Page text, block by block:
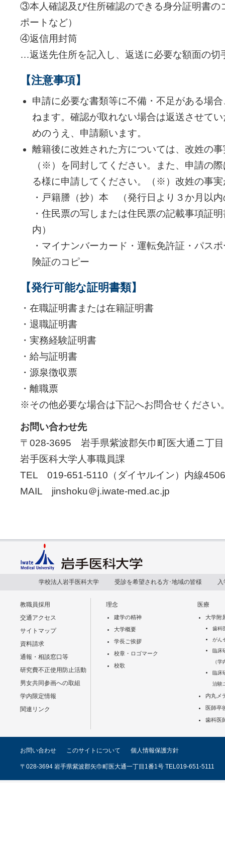
③本人確認及び住所確認のできる身分証明書の
ポートなど）
④返信用封筒
…返送先住所を記入し、返送に必要な額面の切
【注意事項】
申請に必要な書類等に不備・不足がある場
ねます。確認が取れない場合は返送させて
めのうえ、申請願います。
離籍後に改姓された方については、改姓の
（※）を同封してください。また、申請の
る様に申請してください。（※）改姓の事
・戸籍謄（抄）本 （発行日より３か月以
・住民票の写しまたは住民票の記載事項証
内）
・マイナンバーカード・運転免許証・パス
険証のコピー
【発行可能な証明書類】
・在職証明書または在籍証明書
・退職証明書
・実務経験証明書
・給与証明書
・源泉徴収票
・離職票
※その他必要な場合は下記へお問合せください
お問い合わせ先
〒 028-3695 岩手県紫波郡矢巾町医大通ニ丁
岩手医科大学人事職員課
TEL 019-651-5110（ダイヤルイン）内線
MAIL jinshoku＠j.iwate-med.ac.jp
学校法人岩手医科大学 受診を希望される方･地域の皆様
教職員採用
交通アクセス
サイトマップ
資料請求
通報・相談窓口等
研究費不正使用防止活動
男女共同参画への取組
学内限定情報
関連リンク
理念
建学の精神
大学概要
学長ご挨拶
校章・ロゴマーク
校歌
医療
大学附
歯科
がん
臨床
（
臨床
治験
内丸メ
医師卒
歯科医
お問い合わせ このサイトについて 個人情報保護方針
〒028-3694 岩手県紫波郡矢巾町医大通一丁目1番1号 TEL019-651-5111